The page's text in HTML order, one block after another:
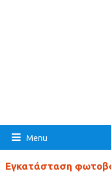
Menu
Εγκατάσταση